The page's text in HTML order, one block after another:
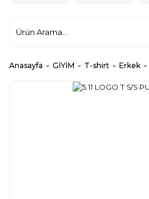
Anasayfa GİYİM T-shirt Erkek